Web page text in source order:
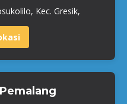
Kec. Gresik,